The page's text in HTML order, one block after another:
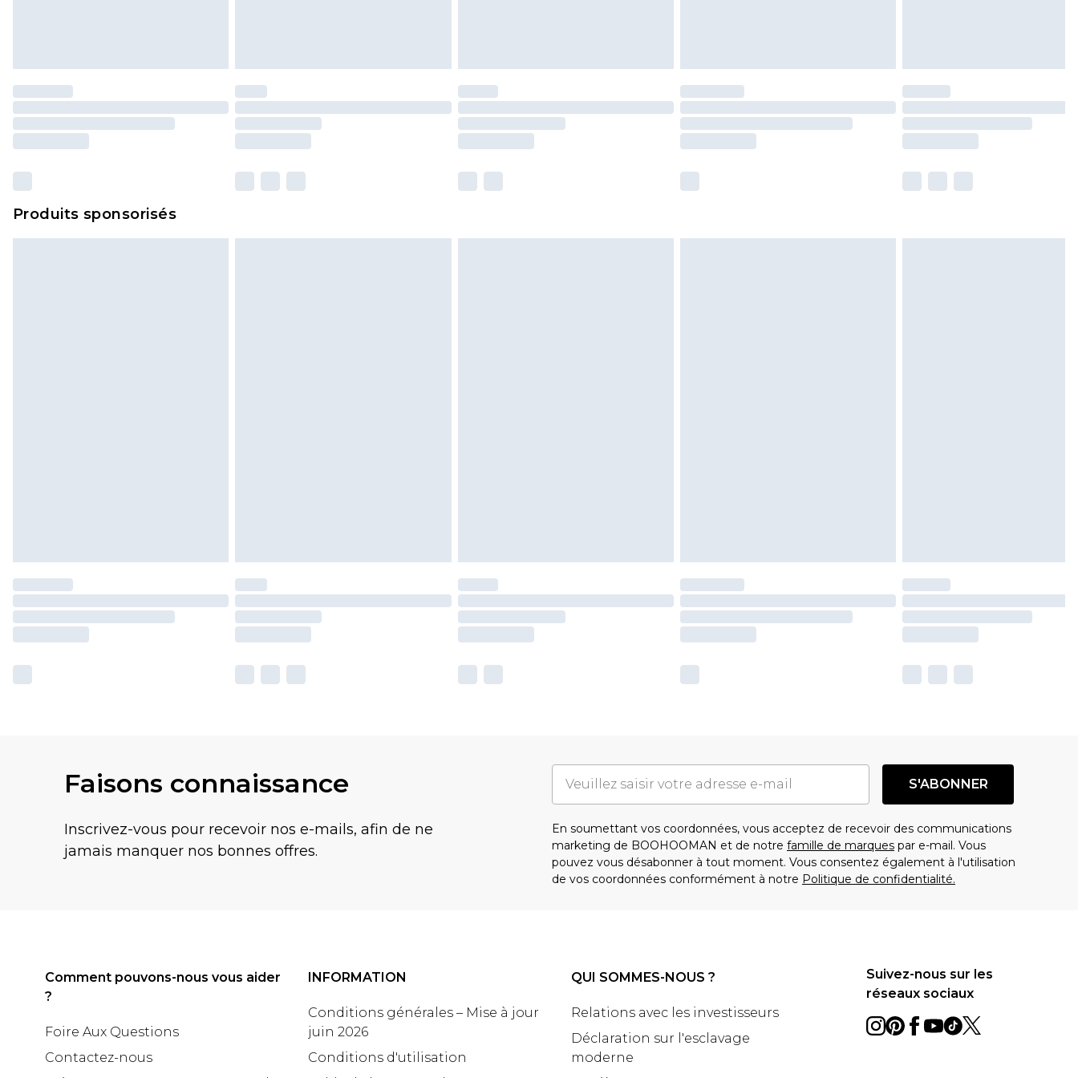
Produits sponsorisés
Faisons connaissance
Inscrivez-vous pour recevoir nos e-mails, afin de ne
jamais manquer nos bonnes offres.
S'ABONNER
En soumettant vos coordonnées, vous acceptez de recevoir des communications
marketing de BOOHOOMAN et de notre famille de marques par e-mail. Vous
pouvez vous désabonner à tout moment. Vous consentez également à l'utilisation
de vos coordonnées conformément à notre Politique de confidentialité.
Comment pouvons-nous vous aider
?
Foire Aux Questions
Contactez-nous
INFORMATION
Conditions générales – Mise à jour
juin 2026
Conditions d'utilisation
QUI SOMMES-NOUS ?
Relations avec les investisseurs
Déclaration sur l'esclavage
moderne
Suivez-nous sur les
réseaux sociaux